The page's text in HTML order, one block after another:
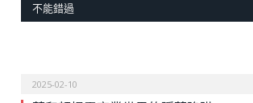
不能錯過
2025-02-10